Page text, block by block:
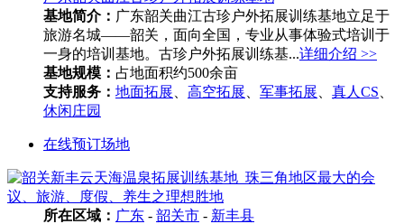
基地简介： 广东韶关曲江古珍户外拓展训练基地立足于
旅游名城——韶关，面向全国，专业从事体验式培训于
一身的培训基地。古珍户外拓展训练基...详细介绍 >>
基地规模： 占地面积约500余亩
支持服务： 地面拓展 高空拓展 军事拓展 真人CS
休闲庄园
在线预订场地
所在区域： 广东 - 韶关市 - 新丰县